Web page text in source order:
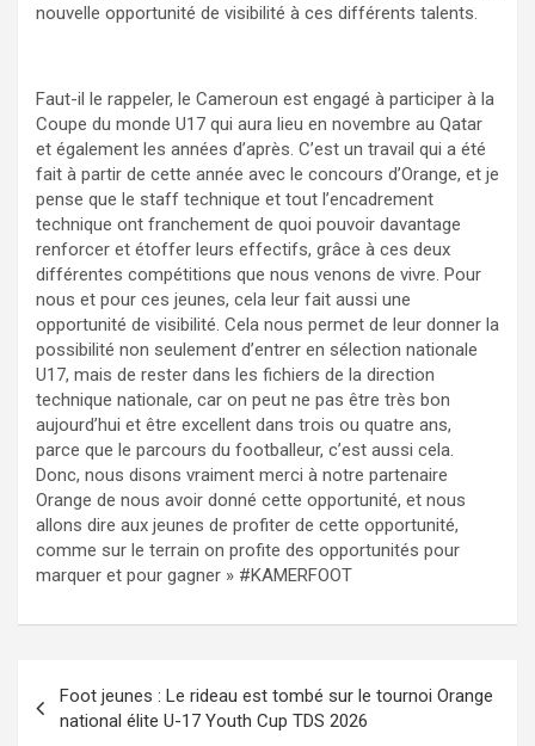
nouvelle opportunité de visibilité à ces différents talents.
Faut-il le rappeler, le Cameroun est engagé à participer à la
Coupe du monde U17 qui aura lieu en novembre au Qatar
et également les années d’après. C’est un travail qui a été
fait à partir de cette année avec le concours d’Orange, et je
pense que le staff technique et tout l’encadrement
technique ont franchement de quoi pouvoir davantage
renforcer et étoffer leurs effectifs, grâce à ces deux
différentes compétitions que nous venons de vivre. Pour
nous et pour ces jeunes, cela leur fait aussi une
opportunité de visibilité. Cela nous permet de leur donner la
possibilité non seulement d’entrer en sélection nationale
U17, mais de rester dans les fichiers de la direction
technique nationale, car on peut ne pas être très bon
aujourd’hui et être excellent dans trois ou quatre ans,
parce que le parcours du footballeur, c’est aussi cela.
Donc, nous disons vraiment merci à notre partenaire
Orange de nous avoir donné cette opportunité, et nous
allons dire aux jeunes de profiter de cette opportunité,
comme sur le terrain on profite des opportunités pour
marquer et pour gagner » #KAMERFOOT
de
Foot jeunes : Le rideau est tombé sur le tournoi Orange
national élite U-17 Youth Cup TDS 2026